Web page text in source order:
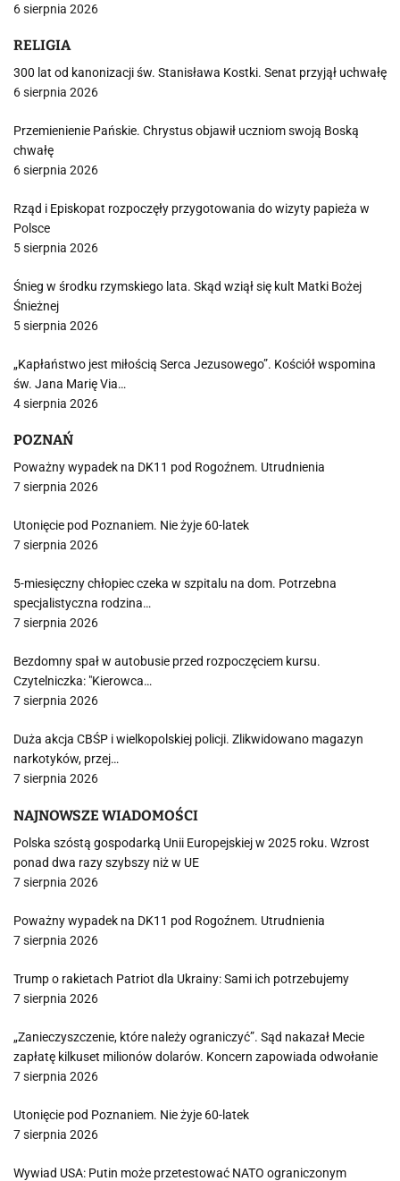
6 sierpnia 2026
RELIGIA
300 lat od kanonizacji św. Stanisława Kostki. Senat przyjął uchwałę
6 sierpnia 2026
Przemienienie Pańskie. Chrystus objawił uczniom swoją Boską
chwałę
6 sierpnia 2026
Rząd i Episkopat rozpoczęły przygotowania do wizyty papieża w
Polsce
5 sierpnia 2026
Śnieg w środku rzymskiego lata. Skąd wziął się kult Matki Bożej
Śnieżnej
5 sierpnia 2026
„Kapłaństwo jest miłością Serca Jezusowego”. Kościół wspomina
św. Jana Marię Via…
4 sierpnia 2026
POZNAŃ
Poważny wypadek na DK11 pod Rogoźnem. Utrudnienia
7 sierpnia 2026
Utonięcie pod Poznaniem. Nie żyje 60-latek
7 sierpnia 2026
5-miesięczny chłopiec czeka w szpitalu na dom. Potrzebna
specjalistyczna rodzina…
7 sierpnia 2026
Bezdomny spał w autobusie przed rozpoczęciem kursu.
Czytelniczka: "Kierowca…
7 sierpnia 2026
Duża akcja CBŚP i wielkopolskiej policji. Zlikwidowano magazyn
narkotyków, przej…
7 sierpnia 2026
NAJNOWSZE WIADOMOŚCI
Polska szóstą gospodarką Unii Europejskiej w 2025 roku. Wzrost
ponad dwa razy szybszy niż w UE
7 sierpnia 2026
Poważny wypadek na DK11 pod Rogoźnem. Utrudnienia
7 sierpnia 2026
Trump o rakietach Patriot dla Ukrainy: Sami ich potrzebujemy
7 sierpnia 2026
„Zanieczyszczenie, które należy ograniczyć”. Sąd nakazał Mecie
zapłatę kilkuset milionów dolarów. Koncern zapowiada odwołanie
7 sierpnia 2026
Utonięcie pod Poznaniem. Nie żyje 60-latek
7 sierpnia 2026
Wywiad USA: Putin może przetestować NATO ograniczonym